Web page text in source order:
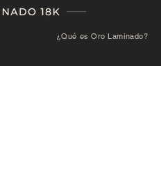
¿Qué es Oro Laminado?